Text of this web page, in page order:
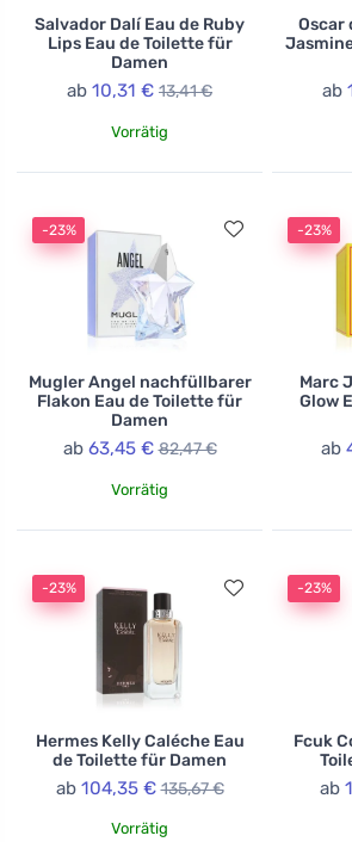
Salvador Dalí Eau de Ruby
Lips Eau de Toilette für
Damen
ab 10,31 € 13,41 €
Vorrätig
Oscar
ab
-23%
Mugler Angel nachfüllbarer
Flakon Eau de Toilette für
Damen
ab 63,45 € 82,47 €
Vorrätig
-23%
Marc
Glow
ab
-23%
Hermes Kelly Caléche Eau
de Toilette für Damen
ab 104,35 € 135,67 €
Vorrätig
-23%
Fcuk
ab